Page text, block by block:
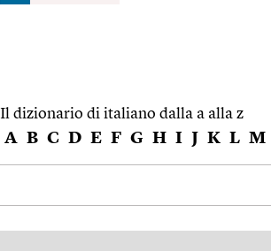
Il dizionario di italiano dalla a alla z
A B C D E F G H I J K L M